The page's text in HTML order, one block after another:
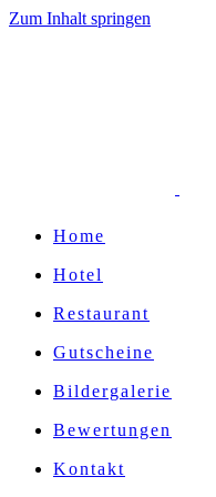
Zum Inhalt springen
Home
Hotel
Restaurant
Gutscheine
Bildergalerie
Bewertungen
Kontakt